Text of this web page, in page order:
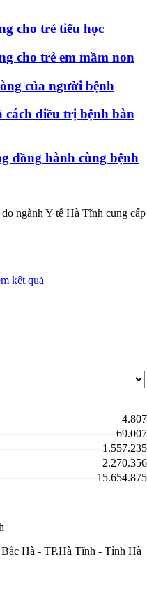
cho trẻ tiểu học
cho trẻ em mầm non
của người bệnh
cách điều trị bệnh bàn
đồng hành cùng bệnh
ngành Y tế Hà Tĩnh cung cấp
kết quả
4.807
69.007
1.557.235
2.270.356
15.654.875
Hà - TP.Hà Tĩnh - Tỉnh Hà